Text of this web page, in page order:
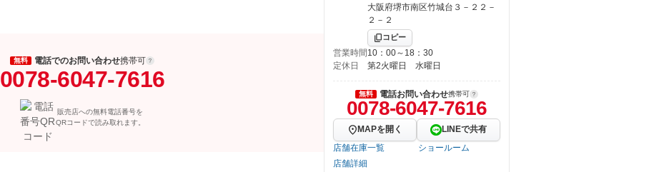
無料 電話でのお問い合わせ携帯可
0078-6047-7616
販売店への無料電話番号を
QRコードで読み取れます。
大阪府堺市南区竹城台３－２２－
２－２
コピー
営業時間10：00～18：30
定休日
第2火曜日 水曜日
無料 電話お問い合わせ携帯可
0078-6047-7616
MAPを開く
LINEで共有
店舗在庫一覧
ショールーム
店舗詳細